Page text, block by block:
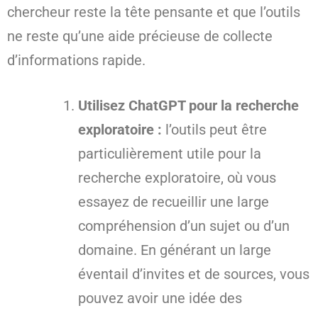
chercheur reste la tête pensante et que l’outils
ne reste qu’une aide précieuse de collecte
d’informations rapide.
Utilisez ChatGPT pour la recherche
exploratoire : l’outils peut être
particulièrement utile pour la
recherche exploratoire, où vous
essayez de recueillir une large
compréhension d’un sujet ou d’un
domaine. En générant un large
éventail d’invites et de sources, vous
pouvez avoir une idée des